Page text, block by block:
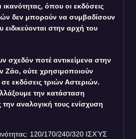
όπου οι εκδόσεις
δεν μπορούν να συμβαδίσουν
στην αρχή του
σχεδόν ποτέ αντικείμενα στην
Ζάο, ούτε χρησιμοποιούν
εκδόσεις τριών Αστεριών.
την κατάσταση
την αναλογική τους ενίσχυση
120/170/240/320 ΙΣΧΎΣ